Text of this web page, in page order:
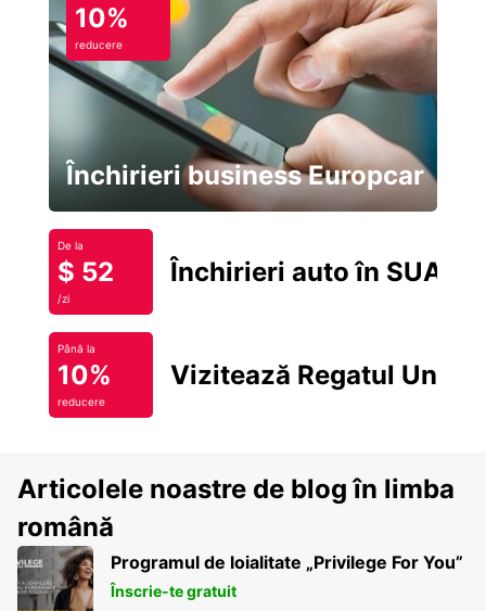
10%
reducere
Închirieri business Europcar
De la
$ 52
/zi
Închirieri auto în SUA
Până la
10%
reducere
Vizitează Regatul Unit
Articolele noastre de blog în limba
română
Programul de loialitate „Privilege For You”
Înscrie-te gratuit